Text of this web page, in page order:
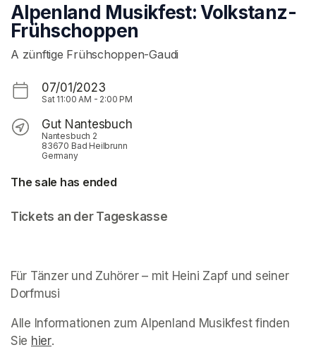
Alpenland Musikfest: Volkstanz-
Frühschoppen
A zünftige Frühschoppen-Gaudi
07/01/2023
Sat 11:00 AM - 2:00 PM
Gut Nantesbuch
Nantesbuch 2
83670 Bad Heilbrunn
Germany
The sale has ended
Tickets an der Tageskasse
Für Tänzer und Zuhörer – mit Heini Zapf und seiner
Dorfmusi
Alle Informationen zum Alpenland Musikfest finden
Sie hier(opens in a new tab)
.